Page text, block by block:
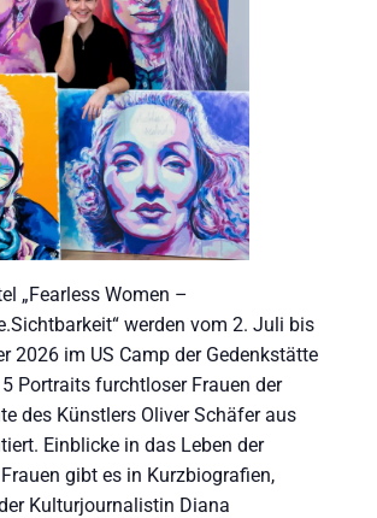
„Fearless Women –
werden vom 2. Juli bis
2026 im US Camp der Gedenkstätte
Portraits furchtloser Frauen der
des Künstlers Oliver Schäfer aus
Einblicke in das Leben der
gibt es in Kurzbiografien,
Kulturjournalistin Diana